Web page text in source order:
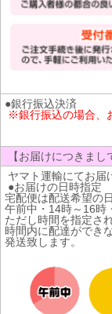
●銀行振込決済
※銀行振込の場合、
【お届けにつきまし
ヤマト運輸にてお届
●お届けの日時指定
宅配便は配送希望の
午前中・14時～16時
ただし時間を指定さ
時間内に配達ができ
発送致します。